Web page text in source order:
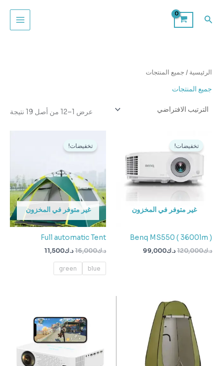
البحث
الرئيسية / جميع المنتجات
جميع المنتجات
عرض 1–12 من أصل 19 نتيجة
غير متوفر في المخزون
تخفيضات!
Benq MS550 ( 3600lm )
د.ك120,000
الأصلي
هو:
د.ك120,000.
د.ك99,000
د.ك99,000.
غير متوفر في المخزون
تخفيضات!
Full automatic Tent
د.ك16,000
الأصلي
هو:
د.ك11,500
blue
green